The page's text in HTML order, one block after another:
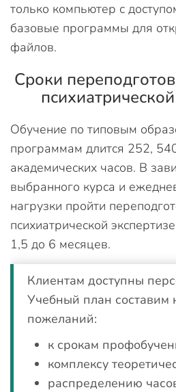
только компьютер с
базовые программы для
файлов.
Сроки
Обучение по типовым
программам длится 252,
академических часов. В
выбранного курса и
нагрузки пройти
психиатрической
1,5 до 6 месяцев.
Клиентам доступны
Учебный план составим
пожеланий:
к срокам
комплексу
распределению